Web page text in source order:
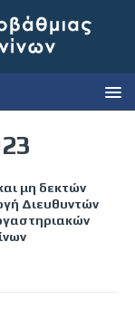
μη δεκτών
Διευθυντών